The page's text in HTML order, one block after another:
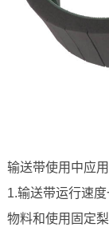
输送带使用中应
1.输送带运行速
物料和使用固定